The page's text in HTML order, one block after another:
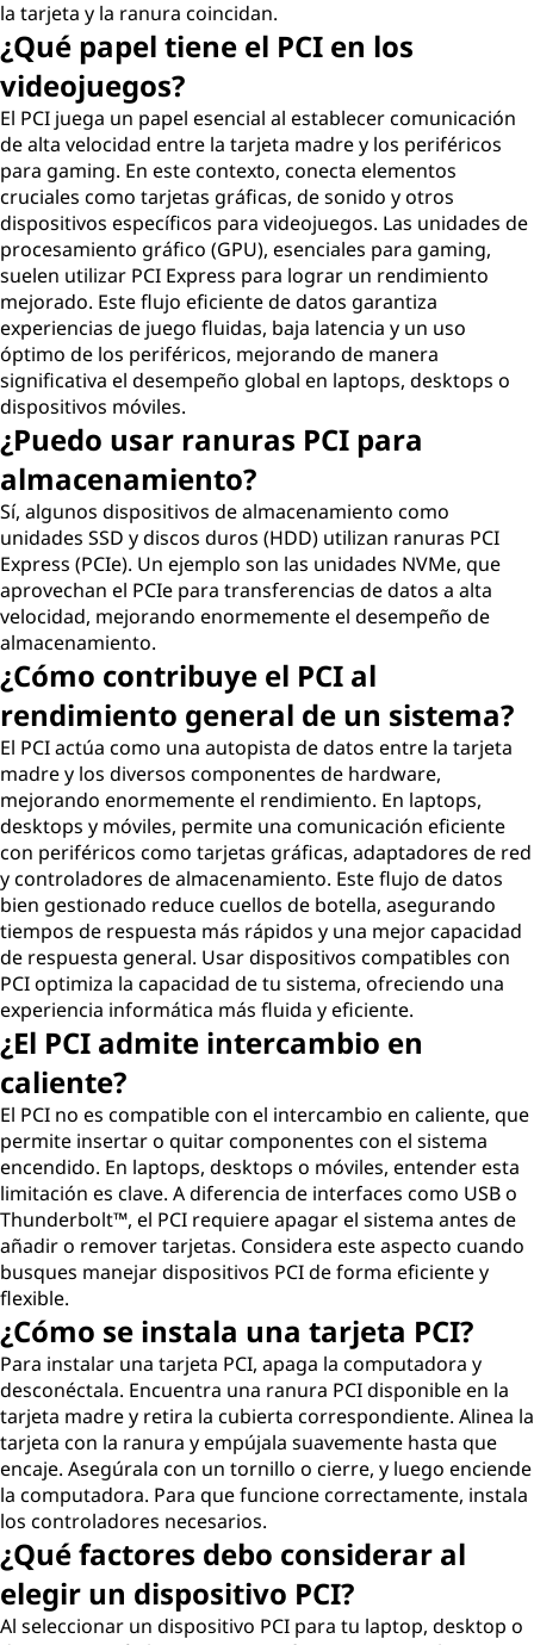
la tarjeta y la ranura coincidan.
¿Qué papel tiene el PCI en los
videojuegos?
El PCI juega un papel esencial al establecer comunicación
de alta velocidad entre la tarjeta madre y los periféricos
para gaming. En este contexto, conecta elementos
cruciales como tarjetas gráficas, de sonido y otros
dispositivos específicos para videojuegos. Las unidades de
procesamiento gráfico (GPU), esenciales para gaming,
suelen utilizar PCI Express para lograr un rendimiento
mejorado. Este flujo eficiente de datos garantiza
experiencias de juego fluidas, baja latencia y un uso
óptimo de los periféricos, mejorando de manera
significativa el desempeño global en laptops, desktops o
dispositivos móviles.
¿Puedo usar ranuras PCI para
almacenamiento?
Sí, algunos dispositivos de almacenamiento como
unidades SSD y discos duros (HDD) utilizan ranuras PCI
Express (PCIe). Un ejemplo son las unidades NVMe, que
aprovechan el PCIe para transferencias de datos a alta
velocidad, mejorando enormemente el desempeño de
almacenamiento.
¿Cómo contribuye el PCI al
rendimiento general de un sistema?
El PCI actúa como una autopista de datos entre la tarjeta
madre y los diversos componentes de hardware,
mejorando enormemente el rendimiento. En laptops,
desktops y móviles, permite una comunicación eficiente
con periféricos como tarjetas gráficas, adaptadores de red
y controladores de almacenamiento. Este flujo de datos
bien gestionado reduce cuellos de botella, asegurando
tiempos de respuesta más rápidos y una mejor capacidad
de respuesta general. Usar dispositivos compatibles con
PCI optimiza la capacidad de tu sistema, ofreciendo una
experiencia informática más fluida y eficiente.
¿El PCI admite intercambio en
caliente?
El PCI no es compatible con el intercambio en caliente, que
permite insertar o quitar componentes con el sistema
encendido. En laptops, desktops o móviles, entender esta
limitación es clave. A diferencia de interfaces como USB o
Thunderbolt™, el PCI requiere apagar el sistema antes de
añadir o remover tarjetas. Considera este aspecto cuando
busques manejar dispositivos PCI de forma eficiente y
flexible.
¿Cómo se instala una tarjeta PCI?
Para instalar una tarjeta PCI, apaga la computadora y
desconéctala. Encuentra una ranura PCI disponible en la
tarjeta madre y retira la cubierta correspondiente. Alinea la
tarjeta con la ranura y empújala suavemente hasta que
encaje. Asegúrala con un tornillo o cierre, y luego enciende
la computadora. Para que funcione correctamente, instala
los controladores necesarios.
¿Qué factores debo considerar al
elegir un dispositivo PCI?
Al seleccionar un dispositivo PCI para tu laptop, desktop o